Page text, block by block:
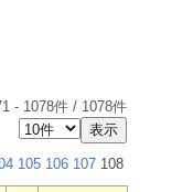
- 1078件 / 1078件
105 106 107 108